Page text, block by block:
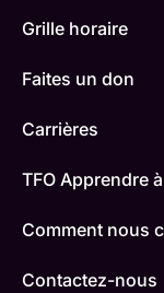
Grille horaire
Faites un don
Carrières
TFO Apprendre
Comment nous
Contactez-nous